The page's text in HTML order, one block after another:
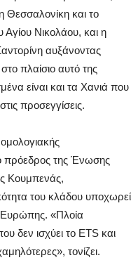
Θεσσαλονίκη και το
Αγίου Νικολάου, και η
αυξάνοντας
πλαίσιο αυτό της
είναι και τα Χανιά που
προσεγγίσεις.
πρόεδρος της Ένωσης
Κουμπενάς,
του κλάδου υποχωρεί
Ευρώπης. «Πλοία
δεν ισχύει το ETS και
τονίζει.